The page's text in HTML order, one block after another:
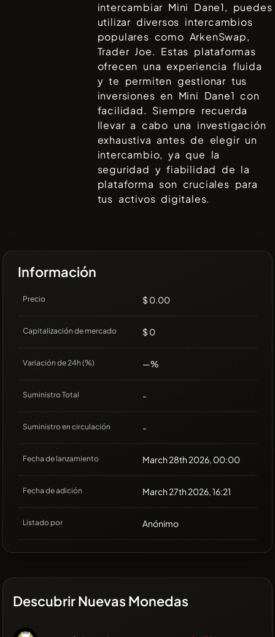
intercambiar Mini Dane1, puedes
utilizar diversos intercambios
populares como ArkenSwap,
Trader Joe. Estas plataformas
ofrecen una experiencia fluida
y te permiten gestionar tus
inversiones en Mini Dane1 con
facilidad. Siempre recuerda
llevar a cabo una investigación
exhaustiva antes de elegir un
intercambio, ya que la
seguridad y fiabilidad de la
plataforma son cruciales para
tus activos digitales.
Información
Precio $ 0.00
Capitalización de mercado $ 0
Variación de 24h (%) —%
Suministro Total -
Suministro en circulación -
Fecha de lanzamiento March 28th 2026, 00:00
Fecha de adición March 27th 2026, 16:21
Listado por Anónimo
Descubrir Nuevas Monedas